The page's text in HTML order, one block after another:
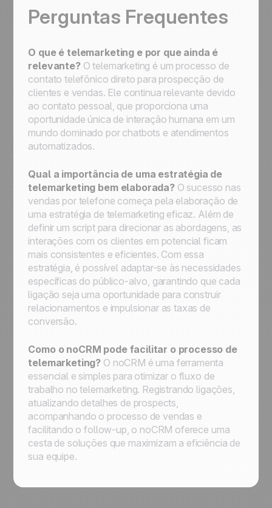
Perguntas Frequentes
O que é telemarketing e por que ainda é
relevante?O telemarketing é um processo de
contato telefônico direto para prospecção de
clientes e vendas. Ele continua relevante devido
ao contato pessoal, que proporciona uma
oportunidade única de interação humana em um
mundo dominado por chatbots e atendimentos
automatizados.
Qual a importância de uma estratégia de
telemarketing bem elaborada?O sucesso nas
vendas por telefone começa pela elaboração de
uma estratégia de telemarketing eficaz. Além de
definir um script para direcionar as abordagens, as
interações com os clientes em potencial ficam
mais consistentes e eficientes. Com essa
estratégia, é possível adaptar-se às necessidades
específicas do público-alvo, garantindo que cada
ligação seja uma oportunidade para construir
relacionamentos e impulsionar as taxas de
conversão.
Como o noCRM pode facilitar o processo de
telemarketing? O noCRM é uma ferramenta
essencial e simples para otimizar o fluxo de
trabalho no telemarketing. Registrando ligações,
atualizando detalhes de prospects,
acompanhando o processo de vendas e
facilitando o follow-up, o noCRM oferece uma
cesta de soluções que maximizam a eficiência de
sua equipe.